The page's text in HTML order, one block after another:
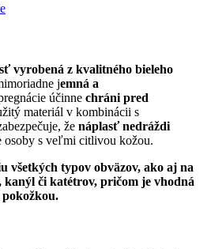
vyrobená z kvalitného bieleho
jemná a
účinne chráni pred
materiál v kombinácii s
že náplasť nedráždi
osoby s veľmi citlivou kožou.
všetkých typov obväzov, ako aj na
kanýl či katétrov, pričom je vhodná